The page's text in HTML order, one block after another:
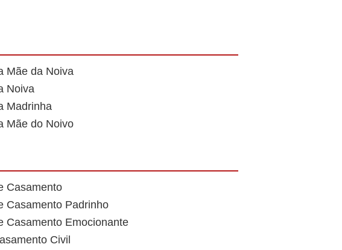
Mãe da Noiva
Noiva
Madrinha
Mãe do Noivo
Casamento
Casamento Padrinho
Casamento Emocionante
Civil